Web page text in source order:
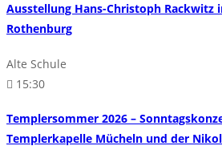
Ausstellung Hans-Christoph Rackwitz
Rothenburg
Alte Schule
15:30
Templersommer 2026 –
Templerkapelle Mücheln und der